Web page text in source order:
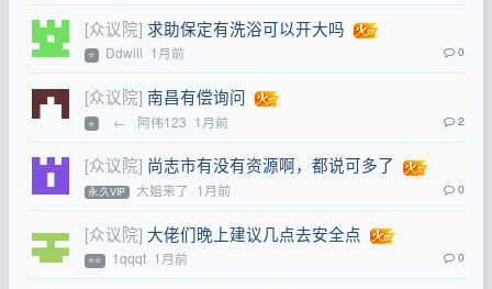
[众议院] 求助保定有洗浴可以开大吗
⭐ Ddwill 1月前 0
[众议院] 南昌有偿询问
⭐ ← 阿伟123 1月前 2
[众议院] 尚志市有没有资源啊，都说可多了
永.久VIP 大姐来了 1月前 0
[众议院] 大佬们晚上建议几点去安全点
⭐⭐ 1qqqt 1月前 0